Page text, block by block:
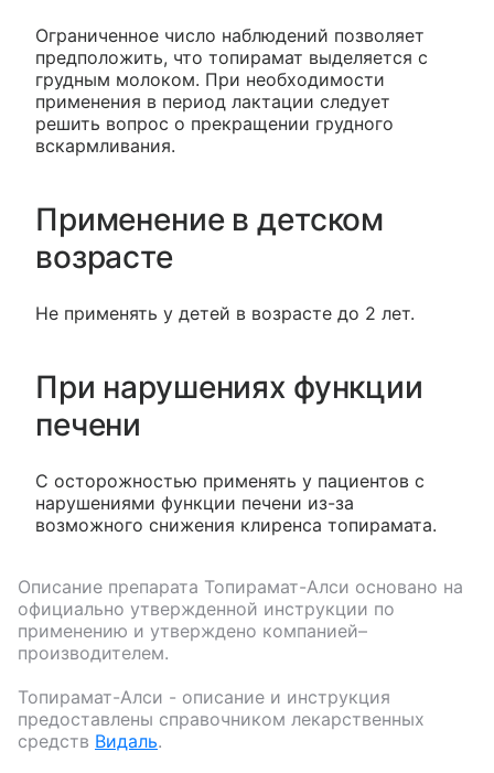
Ограниченное число наблюдений позволяет
предположить, что топирамат выделяется с
грудным молоком. При необходимости
применения в период лактации следует
решить вопрос о прекращении грудного
вскармливания.
Применение в детском
возрасте
Не применять у детей в возрасте до 2 лет.
При нарушениях функции
печени
С осторожностью применять у пациентов с
нарушениями функции печени из-за
возможного снижения клиренса топирамата.
Описание препарата Топирамат-Алси основано на
официально утвержденной инструкции по
применению и утверждено компанией–
производителем.
Топирамат-Алси - описание и инструкция
предоставлены справочником лекарственных
средств Видаль.